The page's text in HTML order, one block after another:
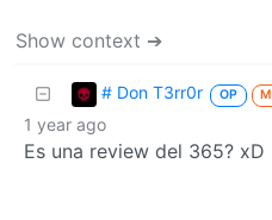
Show context ➔
# Don T3rr0r OP M
1 year ago
Es una review del 365? xD